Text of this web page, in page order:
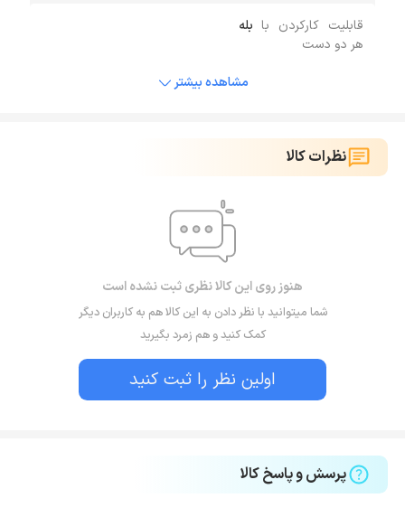
قابلیت کارکردن با
هر دو دست
بله
مشاهده بیشتر
نظرات کالا
هنوز روی این کالا نظری ثبت نشده است
شما میتوانید با نظر دادن به این کالا هم به کاربران دیگر
کمک کنید و هم زمرد بگیرید
اولین نظر را ثبت کنید
پرسش و پاسخ کالا